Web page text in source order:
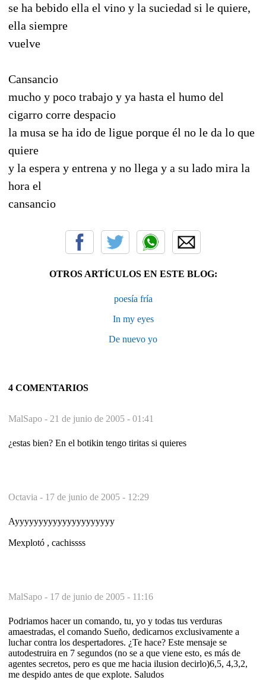
se ha bebido ella el vino y la suciedad si le quiere,
ella siempre
vuelve
Cansancio
mucho y poco trabajo y ya hasta el humo del
cigarro corre despacio
la musa se ha ido de ligue porque él no le da lo que
quiere
y la espera y entrena y no llega y a su lado mira la
hora el
cansancio
OTROS ARTÍCULOS EN ESTE BLOG:
poesía fría
In my eyes
De nuevo yo
4 COMENTARIOS
MalSapo - 21 de junio de 2005 - 01:41
¿estas bien? En el botikin tengo tiritas si quieres
Octavia - 17 de junio de 2005 - 12:29
Ayyyyyyyyyyyyyyyyyyyyy
Mexplotó , cachissss
MalSapo - 17 de junio de 2005 - 11:16
Podriamos hacer un comando, tu, yo y todas tus verduras
amaestradas, el comando Sueño, dedicarnos exclusivamente a
luchar contra los despertadores. ¿Te hace? Este mensaje se
autodestruira en 7 segundos (no se a que viene esto, es más de
agentes secretos, pero es que me hacia ilusion decirlo)6,5, 4,3,2,
me despido antes de que explote. Saludos